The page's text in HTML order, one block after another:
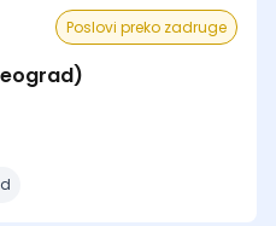
Poslovi preko zadruge